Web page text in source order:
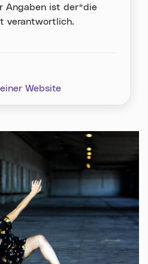
Angaben ist der*die
verantwortlich.
Website